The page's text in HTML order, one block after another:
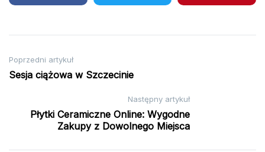
Nawigacja
wpisu
Poprzedni artykuł
Sesja ciążowa w Szczecinie
Następny artykuł
Płytki Ceramiczne Online: Wygodne
Zakupy z Dowolnego Miejsca